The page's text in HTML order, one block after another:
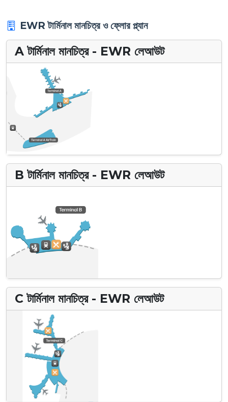
EWR টার্মিনাল মানচিত্র ও ফ্লোর প্ল্যান
A টার্মিনাল মানচিত্র - EWR লেআউট
B টার্মিনাল মানচিত্র - EWR লেআউট
C টার্মিনাল মানচিত্র - EWR লেআউট